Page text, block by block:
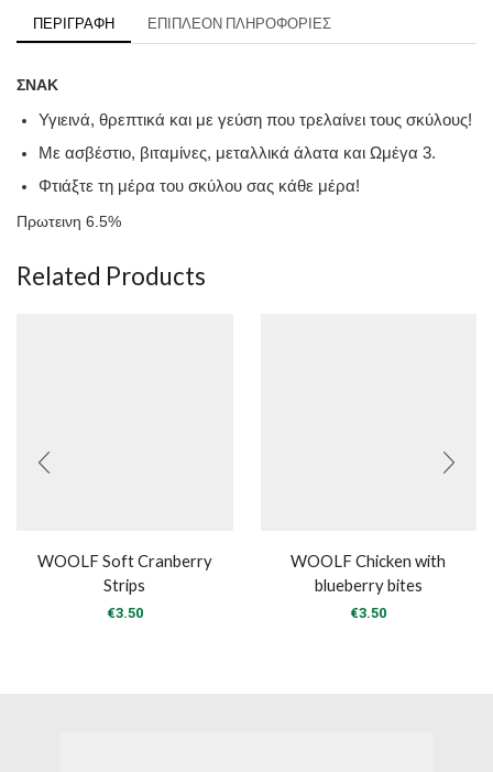
ΠΕΡΙΓΡΑΦΉ ΕΠΙΠΛΈΟΝ ΠΛΗΡΟΦΟΡΊΕΣ
ΣΝΑΚ
Υγιεινά, θρεπτικά και με γεύση που τρελαίνει τους σκύλους!
Με ασβέστιο, βιταμίνες, μεταλλικά άλατα και Ωμέγα 3.
Φτιάξτε τη μέρα του σκύλου σας κάθε μέρα!
Πρωτεινη 6.5%
Related Products
WOOLF Soft Cranberry
Strips
€3.50
WOOLF Chicken with
blueberry bites
€3.50